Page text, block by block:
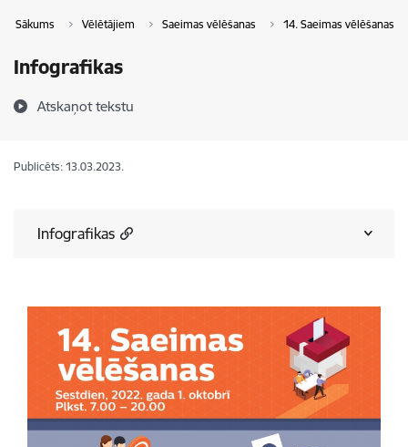
Sākums Vēlētājiem Saeimas vēlēšanas 14. Saeimas vēlēšanas
Infografikas
Atskaņot tekstu
Publicēts: 13.03.2023.
Infografikas